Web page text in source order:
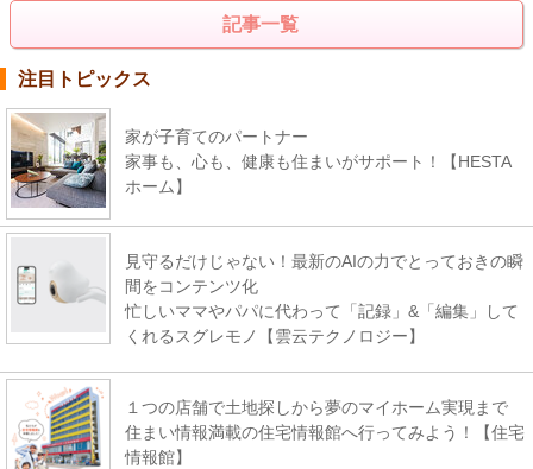
記事一覧
注目トピックス
家が子育てのパートナー
家事も、心も、健康も住まいがサポート！【HESTA
ホーム】
見守るだけじゃない！最新のAIの力でとっておきの瞬
間をコンテンツ化
忙しいママやパパに代わって「記録」&「編集」して
くれるスグレモノ【雲云テクノロジー】
１つの店舗で土地探しから夢のマイホーム実現まで
住まい情報満載の住宅情報館へ行ってみよう！【住宅
情報館】